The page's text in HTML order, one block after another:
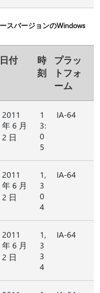
スバージョンのWindows
日付
時
刻
プラッ
トフォ
ーム
2011
年 6 月
2 日
1
3:
0
5
IA-64
2011
年 6 月
2 日
1,
3
0
4
IA-64
2011
年 6 月
2 日
1,
3
3
4
IA-64